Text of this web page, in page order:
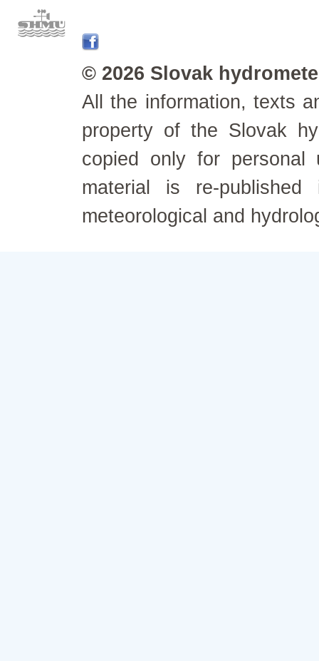
© 2026 Slovak
All the information, texts
property of the Slovak
copied only for personal
material is re-
meteorological and